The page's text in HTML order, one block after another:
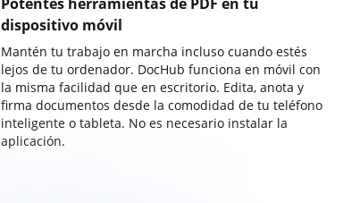
dispositivo móvil
Mantén tu trabajo en marcha incluso cuando estés
lejos de tu ordenador. DocHub funciona en móvil con
la misma facilidad que en escritorio. Edita, anota y
firma documentos desde la comodidad de tu teléfono
inteligente o tableta. No es necesario instalar la
aplicación.